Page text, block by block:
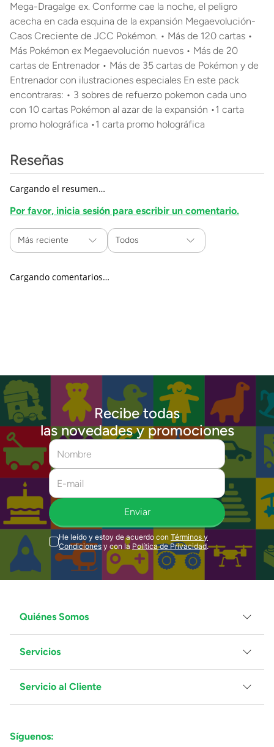
Mega-Dragalge ex. Conforme cae la noche, el peligro
acecha en cada esquina de la expansión Megaevolución-
Caos Creciente de JCC Pokémon. • Más de 120 cartas •
Más Pokémon ex Megaevolución nuevos • Más de 20
cartas de Entrenador • Más de 35 cartas de Pokémon y de
Entrenador con ilustraciones especiales En este pack
encontraras: • 3 sobres de refuerzo pokemon cada uno
con 10 cartas Pokémon al azar de la expansión •1 carta
promo holográfica •1 carta promo holográfica
Reseñas
Cargando el resumen…
Por favor, inicia sesión para escribir un comentario.
Más reciente Todos
Cargando comentarios…
Recibe todas
las novedades y promociones
Enviar
He leído y estoy de acuerdo con Términos y
Condiciones y con la Política de Privacidad.
Quiénes Somos
Grupo Juguetron
Localiza tu tienda
Blog
Servicios
Facturación
Proveedores
Servicio al Cliente
Preguntas Frecuentes
Síguenos: